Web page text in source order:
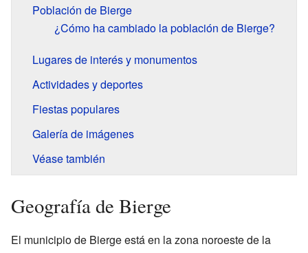
Población de Bierge
¿Cómo ha cambiado la población de Bierge?
Lugares de interés y monumentos
Actividades y deportes
Fiestas populares
Galería de imágenes
Véase también
Geografía de Bierge
El municipio de Bierge está en la zona noroeste de la